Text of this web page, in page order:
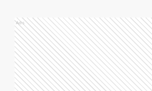
Ads